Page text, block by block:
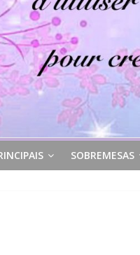
SOBREMESAS